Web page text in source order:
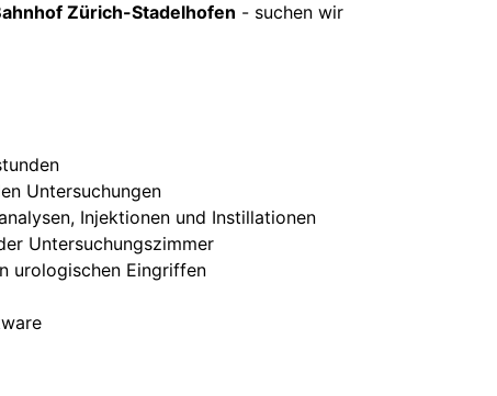
Zürich-Stadelhofen - suchen wir
Untersuchungen
Injektionen und Instillationen
Untersuchungszimmer
urologischen Eingriffen